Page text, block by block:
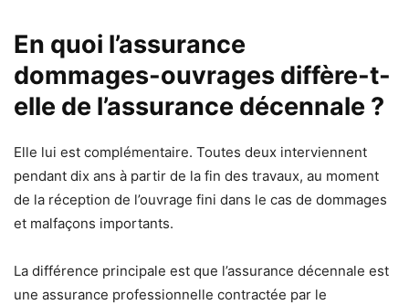
En quoi l’assurance
dommages-ouvrages diffère-t-
elle de l’assurance décennale ?
Elle lui est complémentaire. Toutes deux interviennent
pendant dix ans à partir de la fin des travaux, au moment
de la réception de l’ouvrage fini dans le cas de dommages
et malfaçons importants.
La différence principale est que l’assurance décennale est
une assurance professionnelle contractée par le